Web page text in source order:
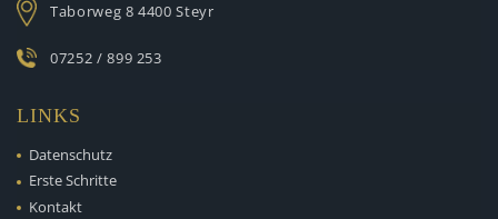
Taborweg 8 4400 Steyr
07252 / 899 253
LINKS
Datenschutz
Erste Schritte
Kontakt